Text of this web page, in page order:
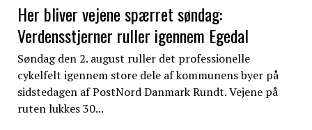
Her bliver vejene spærret søndag:
Verdensstjerner ruller igennem Egedal
Søndag den 2. august ruller det professionelle
cykelfelt igennem store dele af kommunens byer på
sidstedagen af PostNord Danmark Rundt. Vejene på
ruten lukkes 30...